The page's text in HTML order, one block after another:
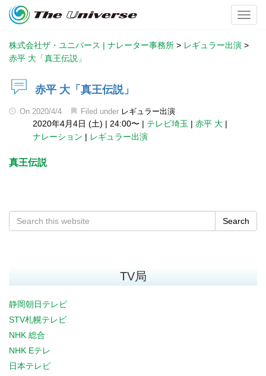
株式会社ザ・ユニバース | ナレーター事務所 > レギュラー出演 >
赤平 大「真王伝説」
赤平 大「真王伝説」
On 2020/4/4 Filed under レギュラー出演
2020年4月4日 (土) | 24:00〜 | テレビ埼玉 | 赤平 大 |
ナレーション | レギュラー出演
真王伝説
Search
TV局
静岡朝日テレビ
STV札幌テレビ
NHK 総合
NHK Eテレ
日本テレビ